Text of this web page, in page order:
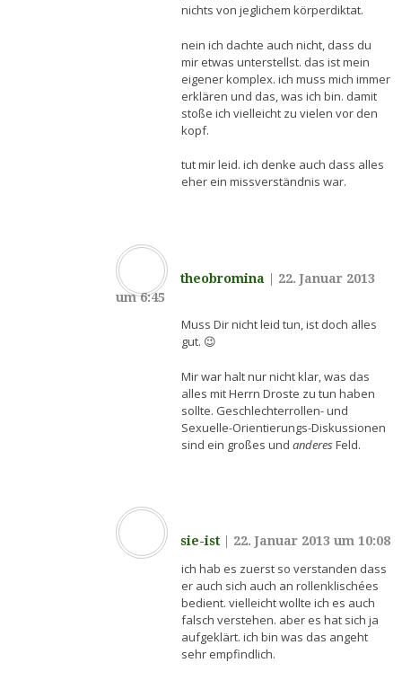
nichts von jeglichem körperdiktat.
nein ich dachte auch nicht, dass du
mir etwas unterstellst. das ist mein
eigener komplex. ich muss mich immer
erklären und das, was ich bin. damit
stoße ich vielleicht zu vielen vor den
kopf.
tut mir leid. ich denke auch dass alles
eher ein missverständnis war.
theobromina
22. Januar 2013
um 6:45
Muss Dir nicht leid tun, ist doch alles
gut. 😉
Mir war halt nur nicht klar, was das
alles mit Herrn Droste zu tun haben
sollte. Geschlechterrollen- und
Sexuelle-Orientierungs-Diskussionen
sind ein großes undanderesFeld.
sie-ist| 22. Januar 2013 um 10:08
ich hab es zuerst so verstanden dass
er auch sich auch an rollenklischées
bedient. vielleicht wollte ich es auch
falsch verstehen. aber es hat sich ja
aufgeklärt. ich bin was das angeht
sehr empfindlich.